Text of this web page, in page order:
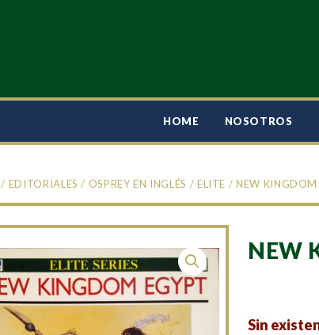
HOME NOSOTROS
/ EDITORIALES / OSPREY EN INGLÉS / ELITE / NEW KINGDOM
NEW
Sin